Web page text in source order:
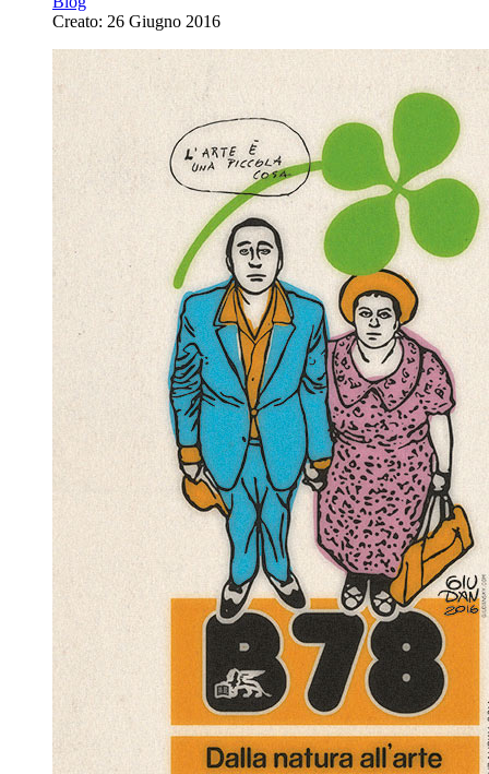
Creato: 26 Giugno 2016